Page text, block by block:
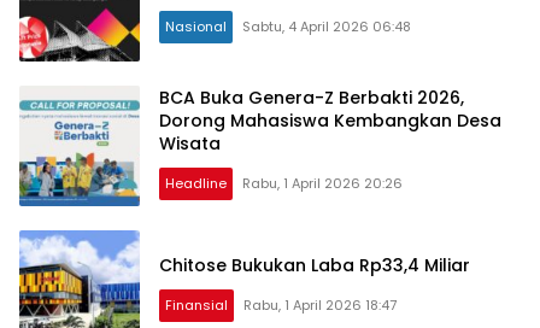
Nasional Sabtu, 4 April 2026 06:48
BCA Buka Genera-Z Berbakti 2026,
Dorong Mahasiswa Kembangkan Desa
Wisata
Headline Rabu, 1 April 2026 20:26
Chitose Bukukan Laba Rp33,4 Miliar
Finansial Rabu, 1 April 2026 18:47